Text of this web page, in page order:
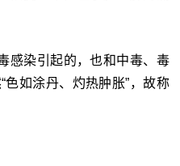
感染引起的，也和中毒、毒
如涂丹、灼热肿胀”，故称